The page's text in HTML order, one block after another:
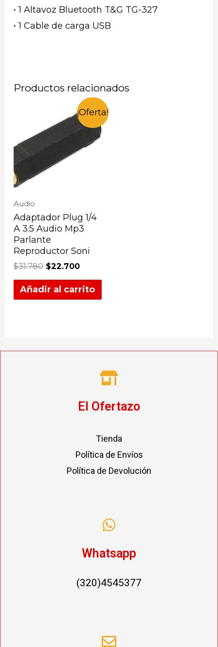
• 1 Altavoz Bluetooth T&G TG-327
• 1 Cable de carga USB
Productos relacionados
¡Oferta!
Audio
Adaptador Plug 1/4
A 3.5 Audio Mp3
Parlante
Reproductor Soni
$31.780 $22.700
Añadir al carrito
El Ofertazo
Tienda
Política de Envíos
Política de Devolución
Whatsapp
(320)4545377